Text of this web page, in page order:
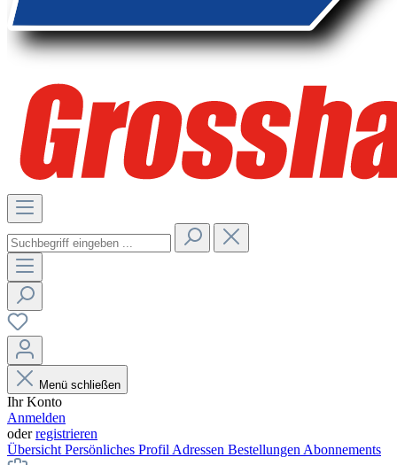
Menü schließen
Ihr Konto
Anmelden
oderregistrieren
Übersicht Persönliches Profil Adressen Bestellungen Abonnements